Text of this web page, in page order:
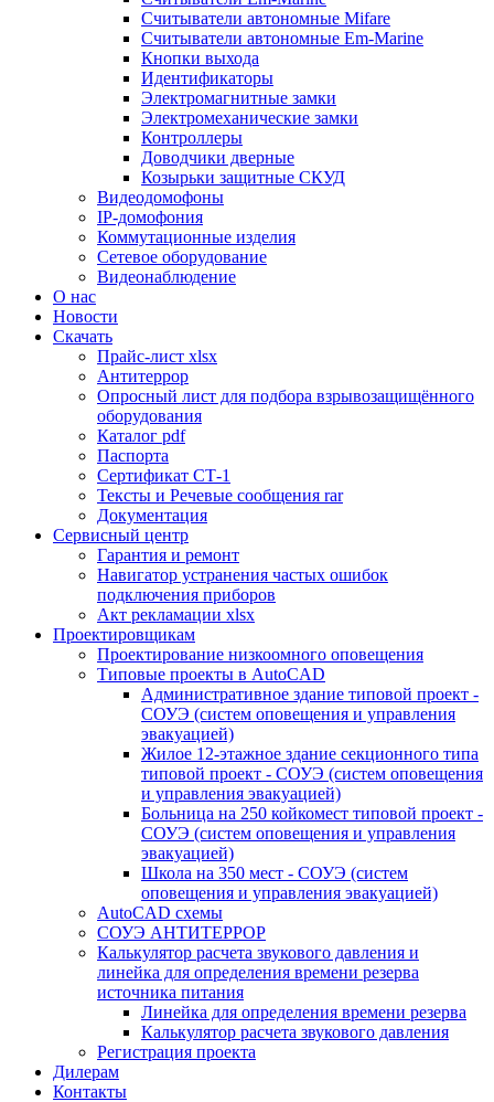
Считыватели автономные Mifare
Считыватели автономные Em-Marine
Кнопки выхода
Идентификаторы
Электромагнитные замки
Электромеханические замки
Контроллеры
Доводчики дверные
Козырьки защитные СКУД
Видеодомофоны
IP-домофония
Коммутационные изделия
Сетевое оборудование
Видеонаблюдение
О нас
Новости
Скачать
Прайс-лист xlsx
Антитеррор
Опросный лист для подбора взрывозащищённого
оборудования
Каталог pdf
Паспорта
Сертификат СТ-1
Тексты и Речевые сообщения rar
Документация
Сервисный центр
Гарантия и ремонт
Навигатор устранения частых ошибок
подключения приборов
Акт рекламации xlsx
Проектировщикам
Проектирование низкоомного оповещения
Типовые проекты в AutoCAD
Административное здание типовой проект -
СОУЭ (систем оповещения и управления
эвакуацией)
Жилое 12-этажное здание секционного типа
типовой проект - СОУЭ (систем оповещения
и управления эвакуацией)
Больница на 250 койкомест типовой проект -
СОУЭ (систем оповещения и управления
эвакуацией)
Школа на 350 мест - СОУЭ (систем
оповещения и управления эвакуацией)
AutoCAD схемы
СОУЭ АНТИТЕРРОР
Калькулятор расчета звукового давления и
линейка для определения времени резерва
источника питания
Линейка для определения времени резерва
Калькулятор расчета звукового давления
Регистрация проекта
Дилерам
Контакты